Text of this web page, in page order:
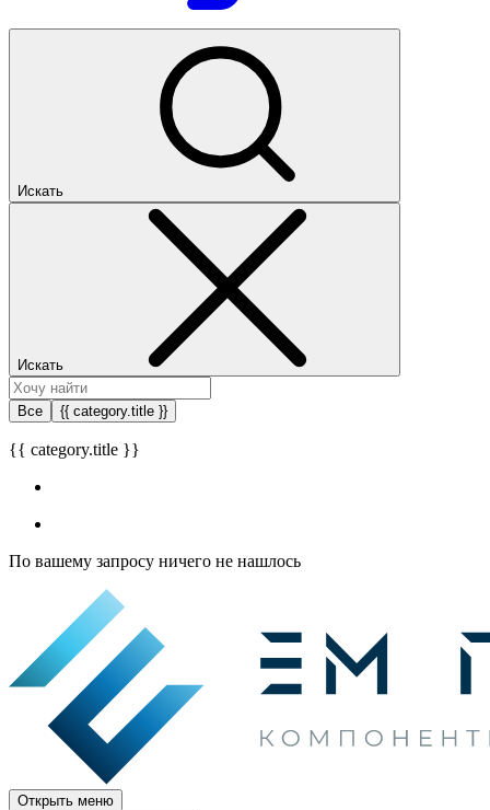
Искать
Искать
Все {{ category.title }}
{{ category.title }}
По вашему запросу ничего не нашлось
Открыть меню